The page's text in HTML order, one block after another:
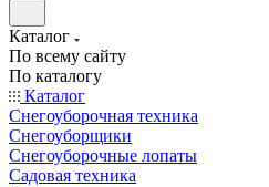
Каталог
По всему сайту
По каталогу
Каталог
Снегоуборочная техника
Снегоуборщики
Снегоуборочные лопаты
Садовая техника